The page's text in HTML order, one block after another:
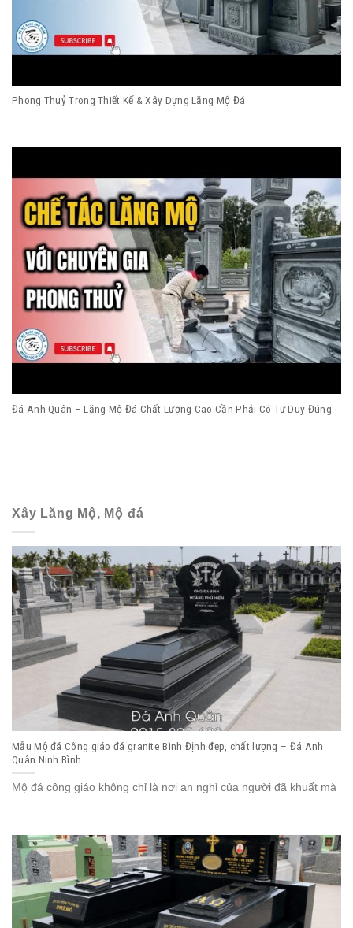
Phong Thuỷ Trong Thiết Kế & Xây Dựng Lăng Mộ Đá
Đá Anh Quân – Lăng Mộ Đá Chất Lượng Cao Cần Phải Có Tư Duy Đúng
Xây Lăng Mộ, Mộ đá
Mẫu Mộ đá Công giáo đá granite Bình Định đẹp, chất lượng – Đá Anh
Quân Ninh Bình
Mộ đá công giáo không chỉ là nơi an nghỉ của người đã khuất mà